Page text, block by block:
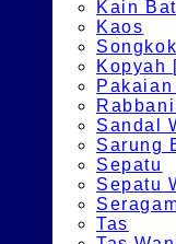
Kain
Kaos
Kopyah
Sandal
Sarung
Sepatu
Sepatu
Tas